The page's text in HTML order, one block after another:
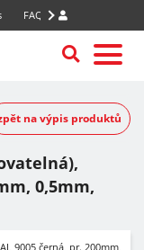
FAQ
na výpis produktů
0,5mm,